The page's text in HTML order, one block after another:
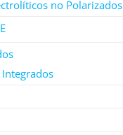
no Polarizados